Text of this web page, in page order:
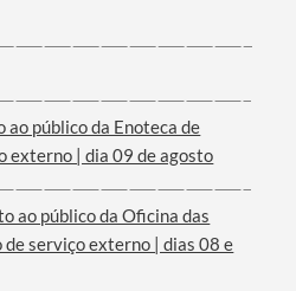
ao público da Enoteca de
externo | dia 09 de agosto
ao público da Oficina das
serviço externo | dias 08 e